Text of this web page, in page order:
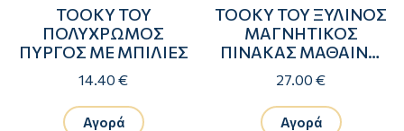
TOOKY TOY
ΠΟΛΥΧΡΩΜΟΣ
ΠΥΡΓΟΣ ΜΕ ΜΠΙΛΙΕΣ
14.40 €
Αγορά
TOOKY TOY ΞΥΛΙΝΟΣ
ΜΑΓΝΗΤΙΚΟΣ
ΠΙΝΑΚΑΣ ΜΑΘΑΙΝΩ
ΤΟ ΣΩΜΑ ΜΟΥ
27.00 €
Αγορά